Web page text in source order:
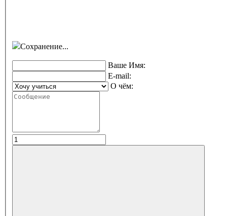
Сохранение...
Ваше Имя:
E-mail:
О чём: